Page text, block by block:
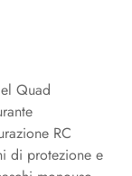
Quad
RC
di protezione e